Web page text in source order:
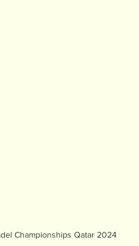
Championships Qatar 2024